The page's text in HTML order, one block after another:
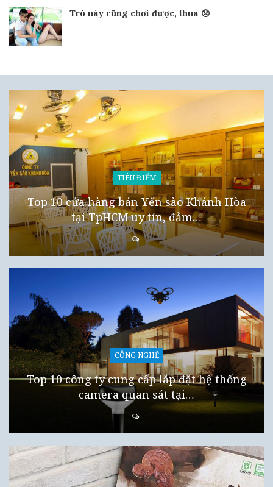
Trò này cũng chơi được, thua 😞
TIÊU ĐIỂM
Top 10 cửa hàng bán Yến sào Khánh Hòa
tại TpHCM uy tín, đảm…
CÔNG NGHỆ
Top 10 công ty cung cấp lắp đặt hệ thống
camera quan sát tại…